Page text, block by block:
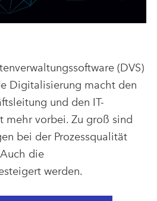
(DVS)
Digitalisierung macht den
und den IT-
mehr vorbei. Zu groß sind
bei der Prozessqualität
die
werden.